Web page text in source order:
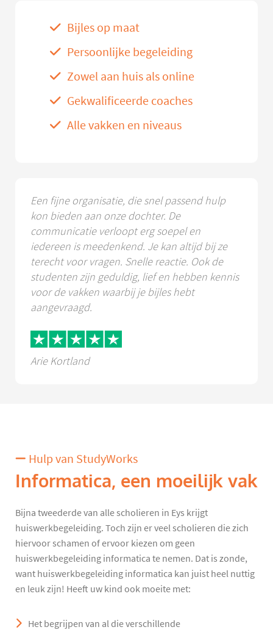
Bijles op maat
Persoonlijke begeleiding
Zowel aan huis als online
Gekwalificeerde coaches
Alle vakken en niveaus
Een fijne organisatie, die snel passend hulp
kon bieden aan onze dochter. De
communicatie verloopt erg soepel en
iedereen is meedenkend. Je kan altijd bij ze
terecht voor vragen. Snelle reactie. Ook de
studenten zijn geduldig, lief en hebben kennis
voor de vakken waarbij je bijles hebt
aangevraagd.
Arie Kortland
Hulp van StudyWorks
Informatica, een moeilijk vak
Bijna tweederde van alle scholieren in Eys krijgt
huiswerkbegeleiding. Toch zijn er veel scholieren die zich
hiervoor schamen of ervoor kiezen om geen
huiswerkbegeleiding informatica te nemen. Dat is zonde,
want huiswerkbegeleiding informatica kan juist heel nuttig
en leuk zijn! Heeft uw kind ook moeite met:
Het begrijpen van al die verschillende